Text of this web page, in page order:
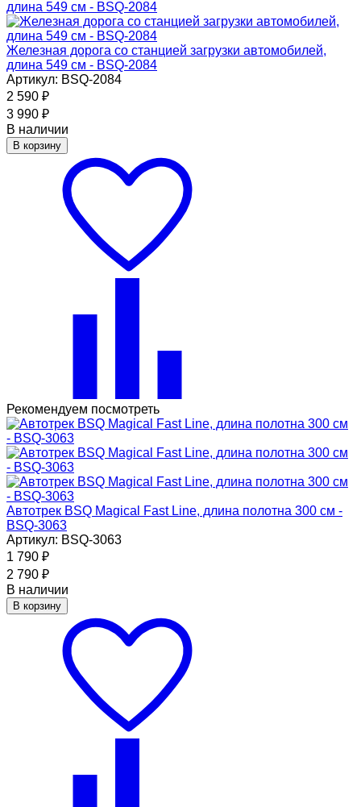
Железная дорога со станцией загрузки автомобилей,
длина 549 см - BSQ-2084
Артикул: BSQ-2084
2 590 ₽
3 990 ₽
В наличии
В корзину
Рекомендуем посмотреть
Автотрек BSQ Magical Fast Line, длина полотна 300 см -
BSQ-3063
Артикул: BSQ-3063
1 790 ₽
2 790 ₽
В наличии
В корзину